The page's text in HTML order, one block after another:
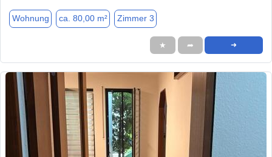
Wohnung ca. 80,00 m² Zimmer 3
★ ➦ ➜